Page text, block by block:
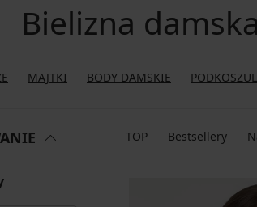
Bielizna
MAJTKI BODY DAMSKIE
TOP Bestsellery